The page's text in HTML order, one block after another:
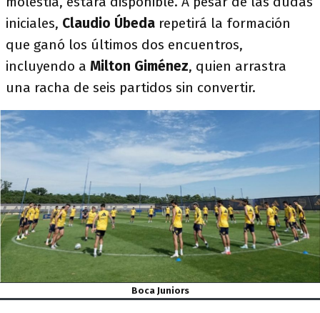
iniciales, Claudio Úbeda repetirá la formación
que ganó los últimos dos encuentros,
incluyendo a Milton Giménez, quien arrastra
una racha de seis partidos sin convertir.
Boca Juniors